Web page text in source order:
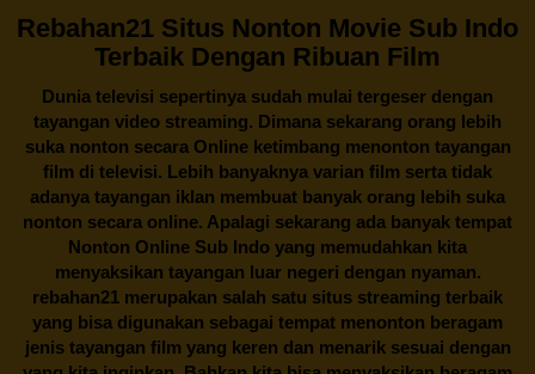
Rebahan21 Situs Nonton Movie Sub Indo
Terbaik Dengan Ribuan Film
Dunia televisi sepertinya sudah mulai tergeser dengan
tayangan video streaming. Dimana sekarang orang lebih
suka nonton secara Online ketimbang menonton tayangan
film di televisi. Lebih banyaknya varian film serta tidak
adanya tayangan iklan membuat banyak orang lebih suka
nonton secara online. Apalagi sekarang ada banyak tempat
Nonton Online Sub Indo yang memudahkan kita
menyaksikan tayangan luar negeri dengan nyaman.
rebahan21 merupakan salah satu situs streaming terbaik
yang bisa digunakan sebagai tempat menonton beragam
jenis tayangan film yang keren dan menarik sesuai dengan